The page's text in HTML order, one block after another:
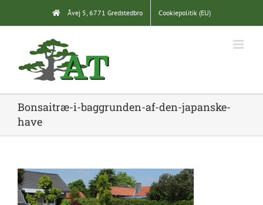
content
Åvej 5, 6771 Gredstedbro Cookiepolitik (EU)
Bonsaitræ-i-baggrunden-af-den-japanske-
have